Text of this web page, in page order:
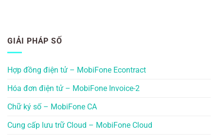
GIẢI PHÁP SỐ
Hợp đồng điện tử – MobiFone Econtract
Hóa đơn điện tử – MobiFone Invoice-2
Chữ ký số – MobiFone CA
Cung cấp lưu trữ Cloud – MobiFone Cloud